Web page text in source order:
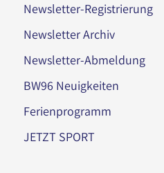
Newsletter-Registrierung
Newsletter Archiv
Newsletter-Abmeldung
BW96 Neuigkeiten
Ferienprogramm
JETZT SPORT